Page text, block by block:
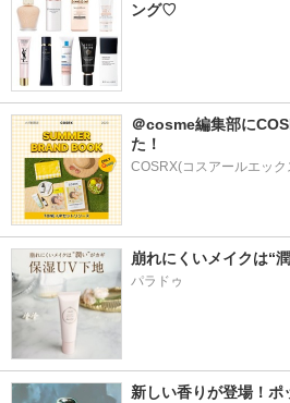
ング♡
＠cosme編集部に
た！
COSRX(コスアールエック
崩れにくいメイクは“
パラドゥ
新しい香りが登場！